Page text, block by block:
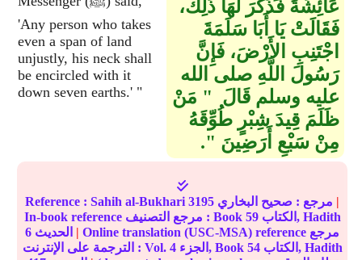
'Any person who takes
even a span of land
unjustly, his neck shall
be encircled with it
down seven earths.' "
عَائِشَةَ فَذَكَرَ لَهَا ذَلِكَ،
فَقَالَتْ يَا أَبَا سَلَمَةَ
اجْتَنِبِ الأَرْضَ، فَإِنَّ
رَسُولَ اللَّهِ صلى الله
عليه وسلم قَالَ ‏ "‏ مَنْ
ظَلَمَ قِيدَ شِبْرٍ طُوِّقَهُ
مِنْ سَبْعِ أَرَضِينَ ‏"‏‏.‏
Reference :Sahih al-Bukhari 3195 مرجع : صحيح البخاري
|
In-book reference مرجع التصنيف : Book 59
الكتاب, Hadith
6
| Online translation (USC-MSA) reference مرجع
الترجمة على الإنترنت : Vol. 4 الجزء, Book 54
الكتاب, Hadith